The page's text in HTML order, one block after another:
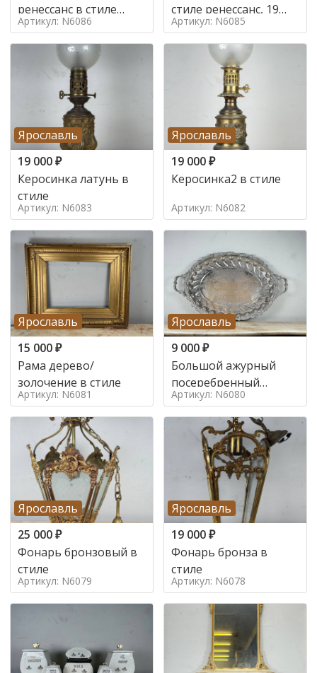
ренессанс в стиле
ренессанс,
Артикул: N6086
стиле ренессанс, 19
век
Артикул: N6085
Ярославль
19 000₽
Керосинка латунь в
стиле
Артикул: N6083
Ярославль
19 000₽
Керосинка2 в стиле
Артикул: N6082
Ярославль
15 000₽
Рама дерево/
золочение в стиле
Артикул: N6081
Ярославль
9 000₽
Большой ажурный
посеребренный
поднос в стиле
Артикул: N6080
Ярославль
25 000₽
Фонарь бронзовый в
стиле
Артикул: N6079
Ярославль
19 000₽
Фонарь бронза в
стиле
Артикул: N6078